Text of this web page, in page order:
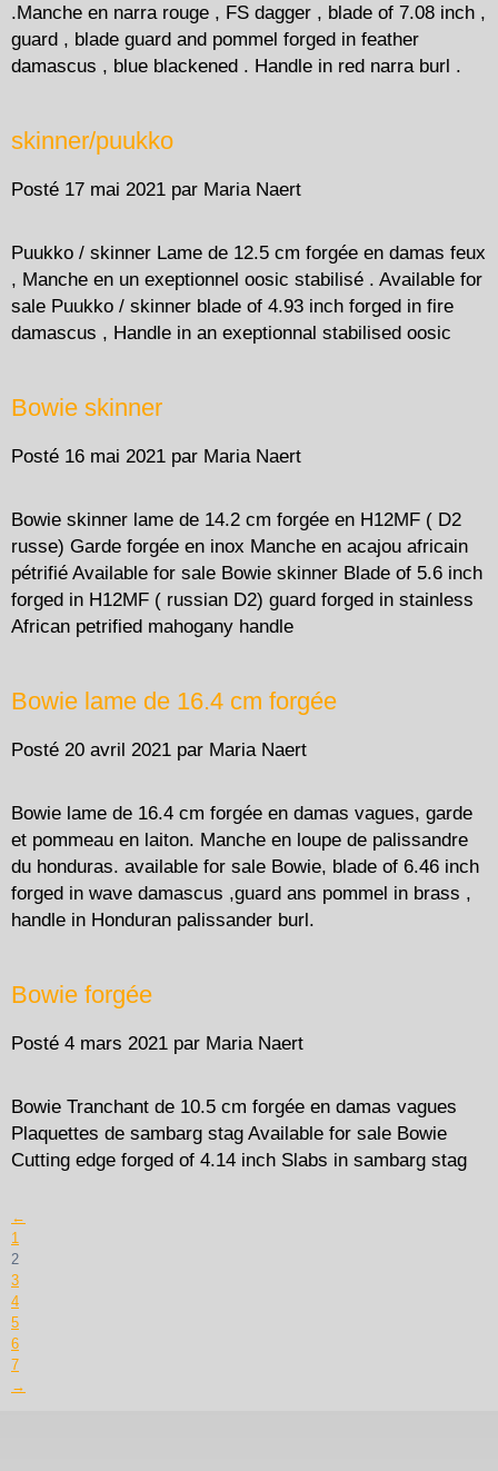
.Manche en narra rouge , FS dagger , blade of 7.08 inch ,
guard , blade guard and pommel forged in feather
damascus , blue blackened . Handle in red narra burl .
skinner/puukko
Posté 17 mai 2021 par Maria Naert
Puukko / skinner Lame de 12.5 cm forgée en damas feux
, Manche en un exeptionnel oosic stabilisé . Available for
sale Puukko / skinner blade of 4.93 inch forged in fire
damascus , Handle in an exeptionnal stabilised oosic
Bowie skinner
Posté 16 mai 2021 par Maria Naert
Bowie skinner lame de 14.2 cm forgée en H12MF ( D2
russe) Garde forgée en inox Manche en acajou africain
pétrifié Available for sale Bowie skinner Blade of 5.6 inch
forged in H12MF ( russian D2) guard forged in stainless
African petrified mahogany handle
Bowie lame de 16.4 cm forgée
Posté 20 avril 2021 par Maria Naert
Bowie lame de 16.4 cm forgée en damas vagues, garde
et pommeau en laiton. Manche en loupe de palissandre
du honduras. available for sale Bowie, blade of 6.46 inch
forged in wave damascus ,guard ans pommel in brass ,
handle in Honduran palissander burl.
Bowie forgée
Posté 4 mars 2021 par Maria Naert
Bowie Tranchant de 10.5 cm forgée en damas vagues
Plaquettes de sambarg stag Available for sale Bowie
Cutting edge forged of 4.14 inch Slabs in sambarg stag
←
1
2
3
4
5
6
7
→